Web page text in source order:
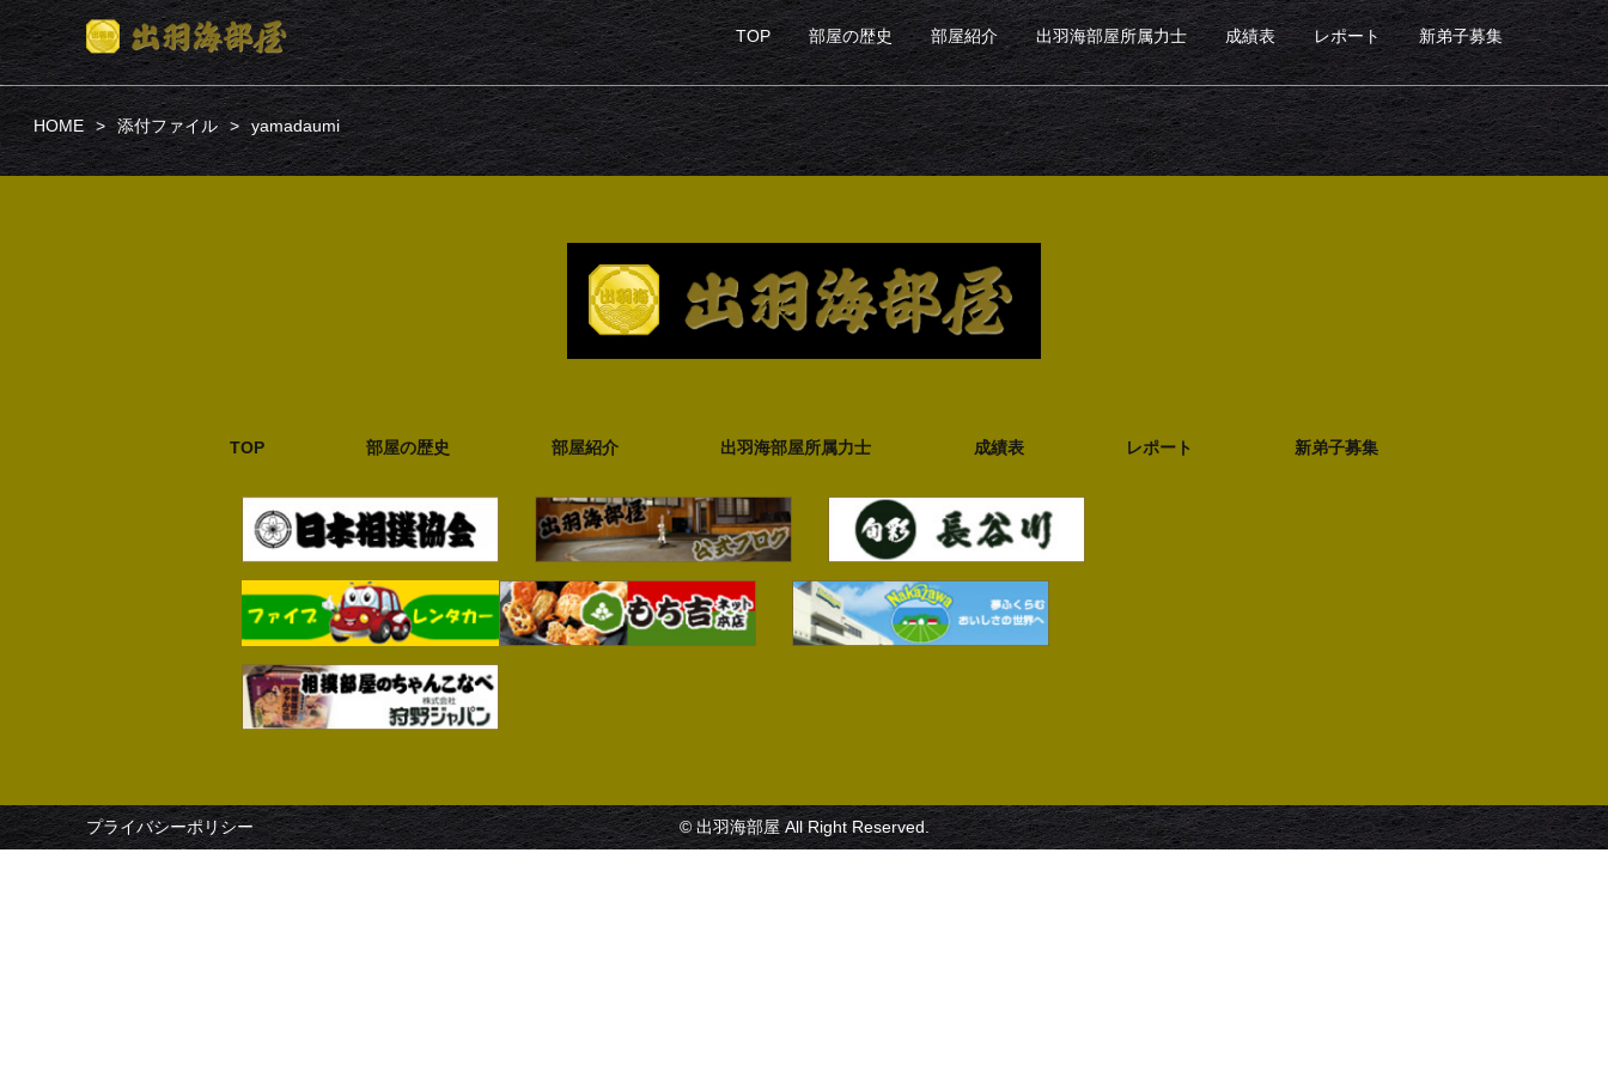
TOP 部屋の歴史 部屋紹介 出羽海部屋所属力士 成績表 レポート 新弟子募集
HOME 添付ファイル yamadaumi
TOP 部屋の歴史 部屋紹介 出羽海部屋所属力士 成績表 レポート 新弟子募集
プライバシーポリシー © 出羽海部屋 All Right Reserved.